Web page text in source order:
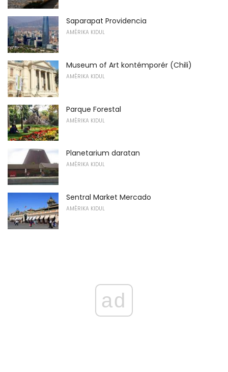
Saparapat Providencia
AMÉRIKA KIDUL
Museum of Art kontémporér (Chili)
AMÉRIKA KIDUL
Parque Forestal
AMÉRIKA KIDUL
Planetarium daratan
AMÉRIKA KIDUL
Sentral Market Mercado
AMÉRIKA KIDUL
ad